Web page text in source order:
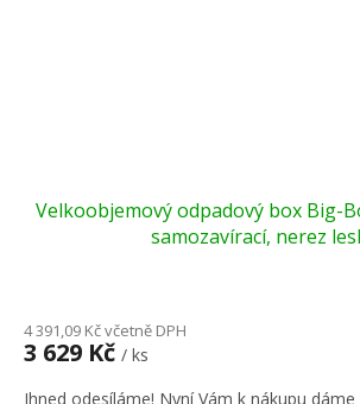
Velkoobjemový odpadový box Big-
samozavírací, nerez
4 391,09 Kč včetně DPH
3 629 Kč / ks
Ihned odesíláme! Nyní Vám k nákupu